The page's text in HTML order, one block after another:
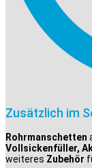
Zusätzlich im
Rohrmanschetten
Vollsickenfüller,
weiteres Zubehör